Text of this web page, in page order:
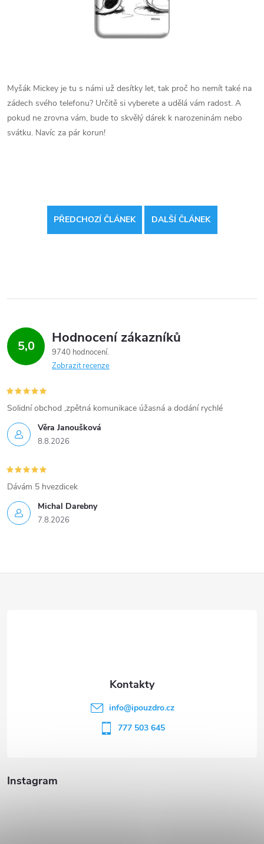
Myšák Mickey je tu s námi už desítky let, tak proč ho nemít také na
zádech svého telefonu? Určitě si vyberete a udělá vám radost. A
pokud ne zrovna vám, bude to skvělý dárek k narozeninám nebo
svátku. Navíc za pár korun!
PŘEDCHOZÍ ČLÁNEK DALŠÍ ČLÁNEK
5,0 Hodnocení zákazníků
9740 hodnocení
Zobrazit recenze
Věra Janoušková
8.8.2026
Solidní obchod ,zpětná komunikace úžasná a dodání rychlé
Michal Darebny
7.8.2026
Dávám 5 hvezdicek
Instagram
info@ipouzdro.cz
777 503 645